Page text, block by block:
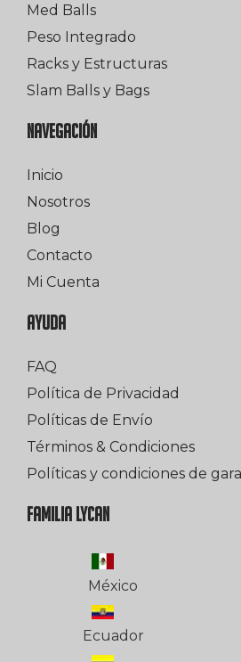
Med Balls
Peso Integrado
Racks y Estructuras
Slam Balls y Bags
NAVEGACIÓN
Inicio
Nosotros
Blog
Contacto
Mi Cuenta
AYUDA
FAQ
Política de Privacidad
Políticas de Envío
Términos & Condiciones
Políticas y condiciones de
FAMILIA LYCAN
México
Ecuador